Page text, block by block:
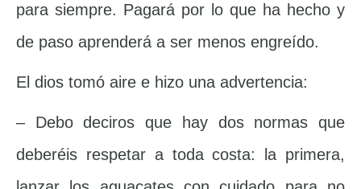
para siempre. Pagará por lo que ha hecho y
de paso aprenderá a ser menos engreído.
El dios tomó aire e hizo una advertencia:
– Debo deciros que hay dos normas que
deberéis respetar a toda costa: la primera,